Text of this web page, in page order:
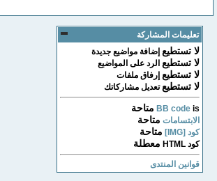
تعليمات المشاركة
لا تستطيعإضافة مواضيع جديدة
لا تستطيعالرد على المواضيع
لا تستطيعإرفاق ملفات
لا تستطيعتعديل مشاركاتك
BB codeis متاحة
الابتسامات متاحة
كود [IMG] متاحة
كود HTML معطلة
قوانين المنتدى